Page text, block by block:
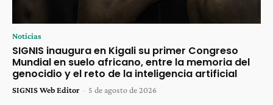
Noticias
SIGNIS inaugura en Kigali su primer Congreso
Mundial en suelo africano, entre la memoria del
genocidio y el reto de la inteligencia artificial
SIGNIS Web Editor - 5 de agosto de 2026